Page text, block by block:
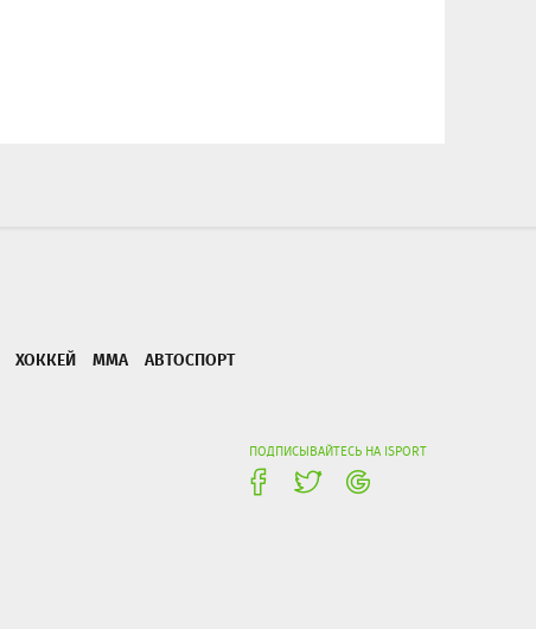
ХОККЕЙ ММА АВТОСПОРТ
ПОДПИСЫВАЙТЕСЬ НА ISPORT